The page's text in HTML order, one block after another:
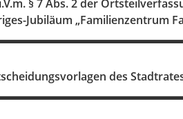
§ 7 Abs. 2 der
Jubiläum „Familienzentrum
des